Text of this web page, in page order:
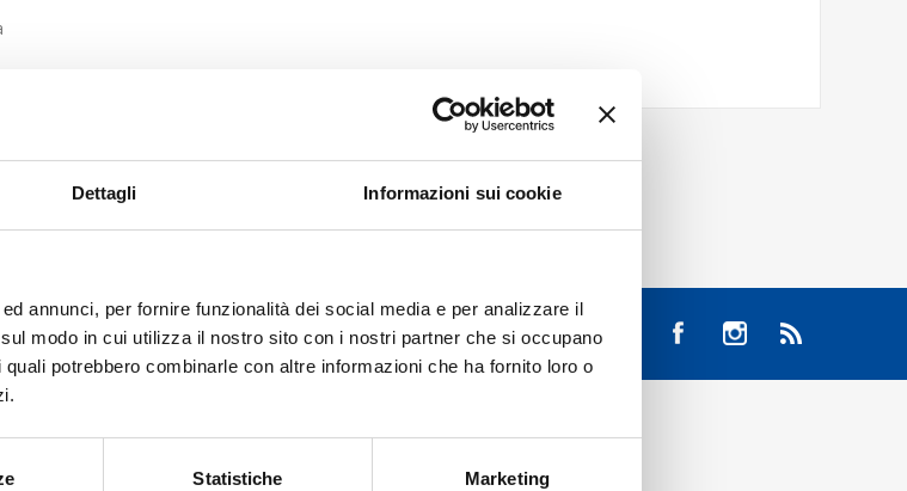
Dettagli Informazioni sui cookie
annunci, per fornire funzionalità dei social media e per analizzare il
modo in cui utilizza il nostro sito con i nostri partner che si occupano
potrebbero combinarle con altre informazioni che ha fornito loro o
Statistiche Marketing